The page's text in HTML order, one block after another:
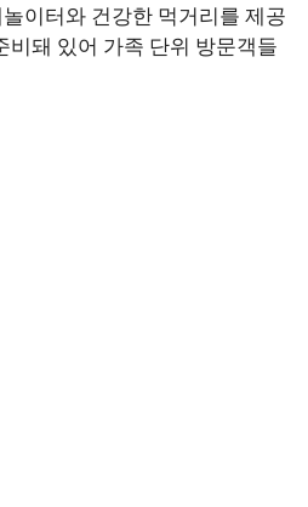
이터와 건강한 먹거리를 제공
비돼 있어 가족 단위 방문객들